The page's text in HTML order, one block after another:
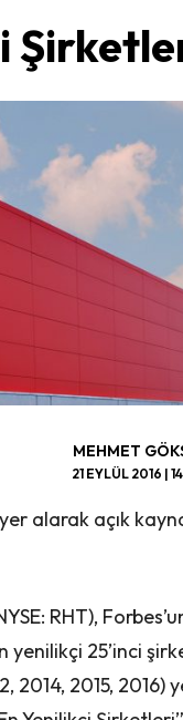
MEHMET
21 EYLÜL 2016 |
alarak açık
RHT),
yenilikçi 25’inci
2015, 2016)